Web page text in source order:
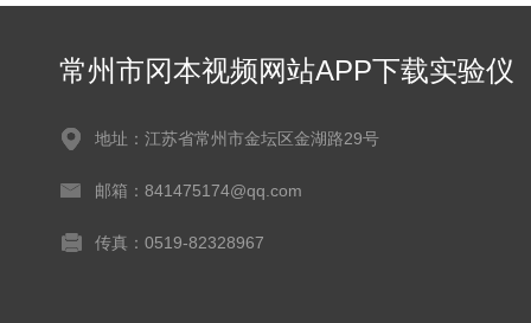
常州市冈本视频网站APP下载实验仪
地址：江苏省常州市金坛区金湖路29号
邮箱：841475174@qq.com
传真：0519-82328967